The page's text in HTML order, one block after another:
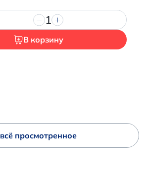
1
В корзину
всё просмотренное